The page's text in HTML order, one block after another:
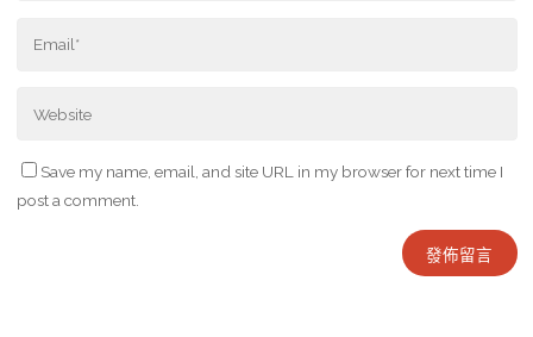
Save my name, email, and site URL in my browser for next time I
post a comment.